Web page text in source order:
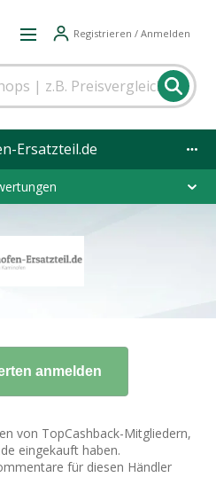
Registrieren / Anmelden
Ersatzteil.de
von TopCashback-Mitgliedern,
eingekauft haben.
für diesen Händler